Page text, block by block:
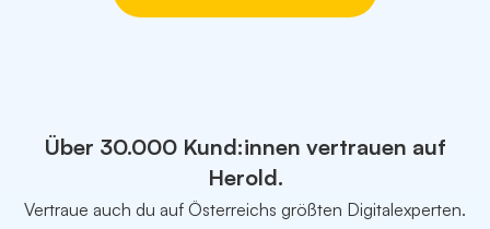
Über 30.000 Kund:innen vertrauen auf
Herold.
Vertraue auch du auf Österreichs größten Digitalexperten.